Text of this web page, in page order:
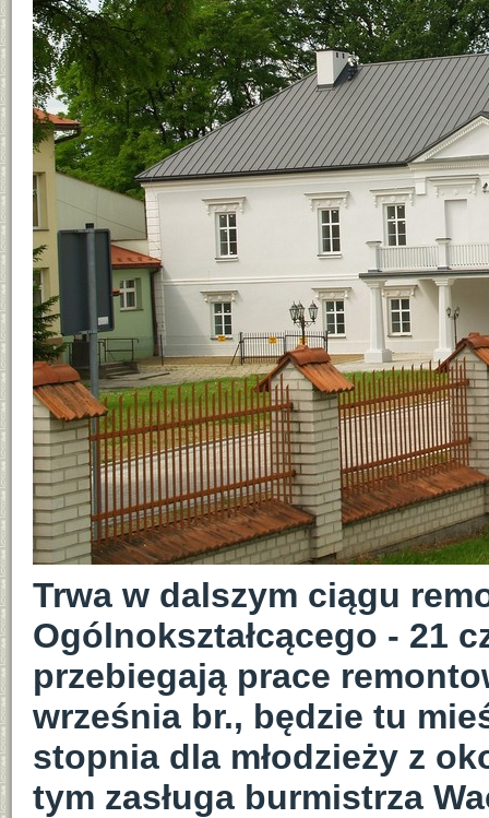
Trwa w dalszym ciągu
Ogólnokształcącego - 21
przebiegają prace
września br., będzie tu
stopnia dla młodzieży z
tym zasługa burmistrza